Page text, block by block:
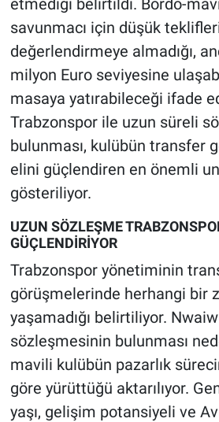
etmediği belirtildi. Bordo-
savunmacı için düşük
değerlendirmeye almadığı,
milyon Euro seviyesine
masaya yatırabileceği ifade
Trabzonspor ile uzun süreli
bulunması, kulübün transfer
elini güçlendiren en önemli
gösteriliyor.
UZUN SÖZLEŞME
GÜÇLENDİRİYOR
Trabzonspor yönetiminin
görüşmelerinde herhangi bir
yaşamadığı belirtiliyor.
sözleşmesinin bulunması
mavili kulübün pazarlık
göre yürüttüğü aktarılıyor.
yaşı, gelişim potansiyeli ve